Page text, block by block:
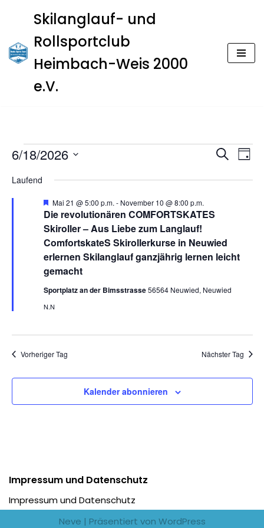
Inhalt
springen
Skilanglauf- und
Rollsportclub
Heimbach-Weis 2000
e.V.
SucheTag
6/18/2026
wählen.
Laufend
Die revolutionären COMFORTSKATES
Skiroller – Aus Liebe zum Langlauf!
ComfortskateS Skirollerkurse in Neuwied
erlernen Skilanglauf ganzjährig lernen leicht
gemacht
H
e
r
v
o
r
g
e
h
o
b
e
Mai 21 @ 5:00 p.m. - November 10 @ 8:00 p.m.
Sportplatz an der Bimsstrasse56564 Neuwied, Neuwied
N.N
Vorheriger Tag Nächster Tag
Kalender abonnieren
Impressum und Datenschutz
Impressum und Datenschutz
Neve | Präsentiert von WordPress